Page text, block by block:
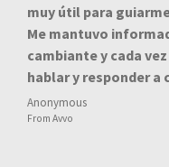
muy útil para
Me mantuvo
cambiante y cada
hablar y responder a
Anonymous
From Avvo